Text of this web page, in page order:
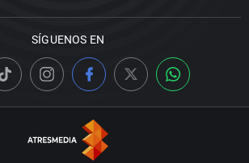
SÍGUENOS EN